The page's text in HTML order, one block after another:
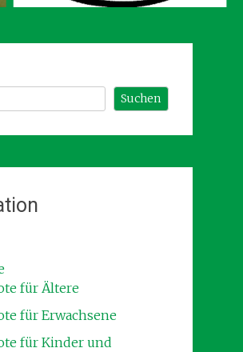
Suchen
für Ältere
für Erwachsene
für Kinder und